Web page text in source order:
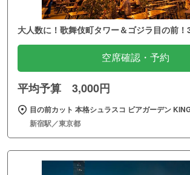
大人数に！歌舞伎町タワー＆ゴジラ目の前！
空席確認・予約
平均予算 3,000円
目の前カット 本格シュラスコ ビアガーデン
新宿駅／東京都